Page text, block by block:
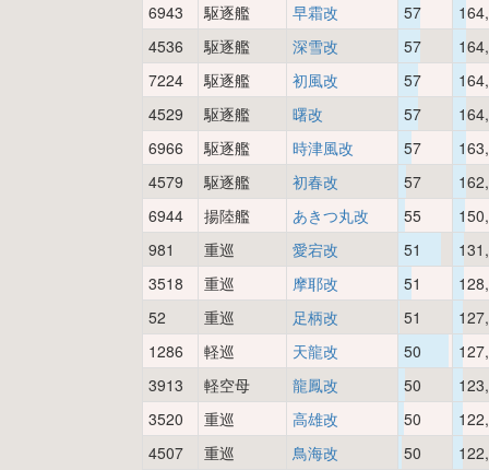
6943
駆逐艦 早霜改 57
4536
駆逐艦 深雪改 57
7224
駆逐艦 初風改 57
4529
駆逐艦 曙改 57
6966
駆逐艦 時津風改 57
4579
駆逐艦 初春改 57
6944
揚陸艦 あきつ丸改 55
981
重巡 愛宕改 51
3518
重巡 摩耶改 51
52
重巡 足柄改 51
1286
軽巡 天龍改 50
3913
軽空母 龍鳳改 50
3520
重巡 高雄改 50
4507
重巡 鳥海改 50